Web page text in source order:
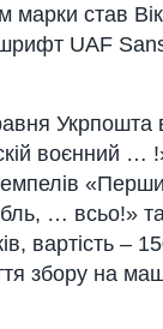
марки став
UAF
Укрпошта
воєнний …
… всьо!»
вартість –
збору на